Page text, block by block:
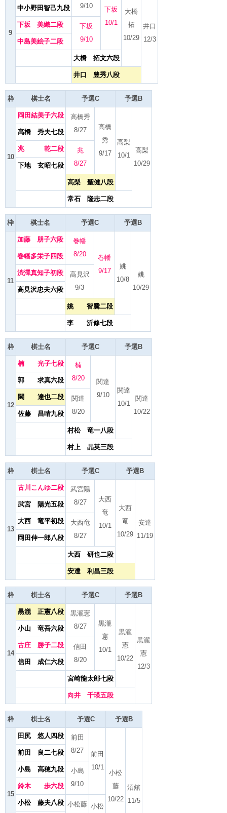
9
9/10
下坂
10/1
大橋
拓
10/29
井口
12/3
中小野田智己九段
下坂 美織二段
下坂
9/10
中島美絵子二段
大橋 拓文六段
井口 豊秀八段
枠 棋士名 予選C 予選B
10
岡田結美子六段
高橋秀
8/27
高橋
秀
9/17
高梨
10/1
高梨
10/29
高橋 秀夫七段
兆 乾二段
兆
8/27
下地 玄昭七段
高梨 聖健八段
常石 隆志二段
枠 棋士名 予選C 予選B
11
加藤 朋子六段
巻幡
8/20
巻幡
9/17
姚
10/8
姚
10/29
巻幡多栄子四段
渋澤真知子初段
高見沢
9/3
高見沢忠夫六段
姚 智騰二段
李 沂修七段
枠 棋士名 予選C 予選B
12
楠 光子七段
楠
8/20
関達
9/10
関達
10/1
関達
10/22
郭 求真六段
関 達也二段
関達
8/20
佐藤 昌晴九段
村松 竜一八段
村上 晶英三段
枠 棋士名 予選C 予選B
13
古川こんゆ二段
武宮陽
8/27
大西
竜
10/1
大西
竜
10/29
安達
11/19
武宮 陽光五段
大西 竜平初段
大西竜
8/27
岡田伸一郎八段
大西 研也二段
安達 利昌三段
枠 棋士名 予選C 予選B
14
黒瀧 正憲八段
黒瀧憲
8/27
黒瀧
憲
10/1
黒瀧
憲
10/22
黒瀧
憲
12/3
小山 竜吾六段
古庄 勝子二段
信田
8/20
信田 成仁六段
宮崎龍太郎七段
向井 千瑛五段
枠 棋士名 予選C 予選B
15
田尻 悠人四段
前田
8/27
前田
10/1
小松
藤
10/22
沼舘
11/5
前田 良二七段
小島 高穂九段
小島
9/10
鈴木 歩六段
小松 藤夫八段 小松藤 小松